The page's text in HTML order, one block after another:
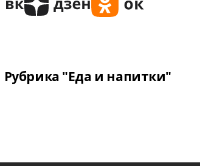
Рубрика "Еда и напитки"